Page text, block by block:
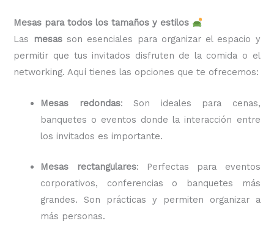
Mesas para todos los tamaños y estilos
Las
mesasson esenciales para organizar el espacio y
permitir que tus invitados disfruten de la comida o el
networking. Aquí tienes las opciones que te ofrecemos:
Mesas redondas: Son ideales para cenas,
banquetes o eventos donde la interacción entre
los invitados es importante.
Mesas rectangulares: Perfectas para eventos
corporativos, conferencias o banquetes más
grandes. Son prácticas y permiten organizar a
más personas.